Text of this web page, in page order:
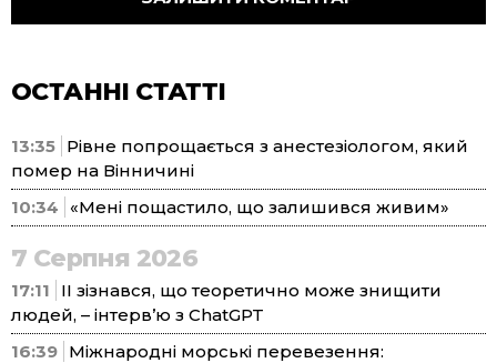
ОСТАННІ СТАТТІ
13:35 Рівне попрощається з анестезіологом, який
помер на Вінничині
10:34
«Мені пощастило, що залишився живим»
7 Серпня 2026
17:11
ІІ зізнався, що теоретично може знищити
людей, – інтерв’ю з ChatGPT
16:39 Міжнародні морські перевезення: